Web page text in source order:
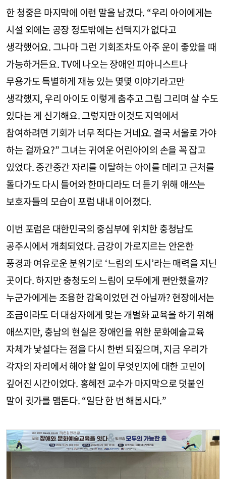
한 청중은 마지막에 이런 말을 남겼다. “우리 아이에게는
시설 외에는 공장 정도밖에는 선택지가 없다고
생각했어요. 그나마 그런 기회조차도 아주 운이 좋았을 때
가능하거든요. TV에 나오는 장애인 피아니스트나
무용가도 특별하게 재능 있는 몇몇 이야기라고만
생각했지, 우리 아이도 이렇게 춤추고 그림 그리며 살 수도
있다는 게 신기해요. 그렇지만 이것도 지역에서
참여하려면 기회가 너무 적다는 거네요. 결국 서울로 가야
하는 걸까요?” 그녀는 귀여운 어린아이의 손을 꼭 잡고
있었다. 중간중간 자리를 이탈하는 아이를 데리고 근처를
돌다가도 다시 들어와 한마디라도 더 듣기 위해 애쓰는
보호자들의 모습이 포럼 내내 이어졌다.
이번 포럼은 대한민국의 중심부에 위치한 충청남도
공주시에서 개최되었다. 금강이 가로지르는 안온한
풍경과 여유로운 분위기로 ‘느림의 도시’라는 매력을 지닌
곳이다. 하지만 충청도의 느림이 모두에게 편안했을까?
누군가에게는 조용한 감옥이었던 건 아닐까? 현장에서는
조금이라도 더 대상자에게 맞는 개별화 교육을 하기 위해
애쓰지만, 충남의 현실은 장애인을 위한 문화예술교육
자체가 낯설다는 점을 다시 한번 되짚으며, 지금 우리가
각자의 자리에서 해야 할 일이 무엇인지에 대한 고민이
깊어진 시간이었다. 홍혜전 교수가 마지막으로 덧붙인
말이 귓가를 맴돈다. “일단 한 번 해봅시다.”